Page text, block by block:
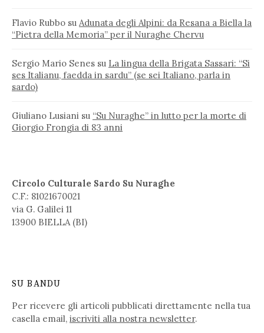
Flavio Rubbo su Adunata degli Alpini: da Resana a Biella la
“Pietra della Memoria” per il Nuraghe Chervu
Sergio Mario Senes su La lingua della Brigata Sassari: “Si
ses Italianu, faedda in sardu” (se sei Italiano, parla in
sardo)
Giuliano Lusiani su “Su Nuraghe” in lutto per la morte di
Giorgio Frongia di 83 anni
Circolo Culturale Sardo Su Nuraghe
C.F.: 81021670021
via G. Galilei 11
13900 BIELLA (BI)
SU BANDU
Per ricevere gli articoli pubblicati direttamente nella tua
casella email, iscriviti alla nostra newsletter.